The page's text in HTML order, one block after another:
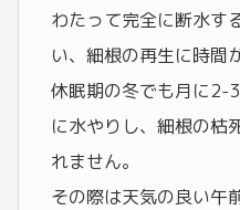
わたって完全に断水す
い、細根の再生に時間
休眠期の冬でも月に2-
に水やりし、細根の枯
れません。
その際は天気の良い午